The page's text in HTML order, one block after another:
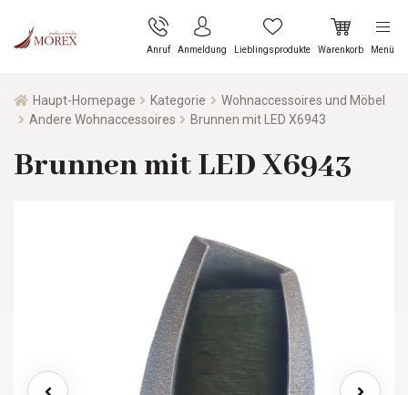
Anruf Anmeldung Lieblingsprodukte Warenkorb Menü
Haupt-Homepage Kategorie
Wohnaccessoires und Möbel
Andere Wohnaccessoires
Brunnen mit LED X6943
Brunnen mit LED X6943